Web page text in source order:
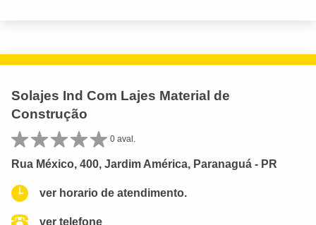
Solajes Ind Com Lajes Material de
Construção
0 aval.
Rua México, 400, Jardim América, Paranaguá - PR
ver horario de atendimento.
ver telefone